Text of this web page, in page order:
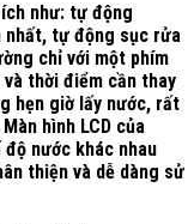
như: tự động
nhất, tự động sục rửa
chỉ với một phím
thời điểm cần thay
hẹn giờ lấy nước, rất
hình LCD của
nước khác nhau
thiện và dễ dàng sử